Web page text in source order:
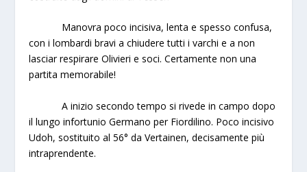
Manovra poco incisiva, lenta e spesso confusa,
con i lombardi bravi a chiudere tutti i varchi e a non
lasciar respirare Olivieri e soci. Certamente non una
partita memorabile!
A inizio secondo tempo si rivede in campo dopo
il lungo infortunio Germano per Fiordilino. Poco incisivo
Udoh, sostituito al 56° da Vertainen, decisamente più
intraprendente.